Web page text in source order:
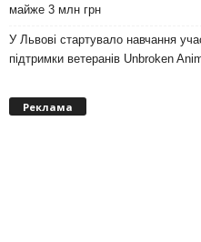
майже 3 млн грн
У Львові стартувало навчання
підтримки ветеранів Unbroken
Реклама